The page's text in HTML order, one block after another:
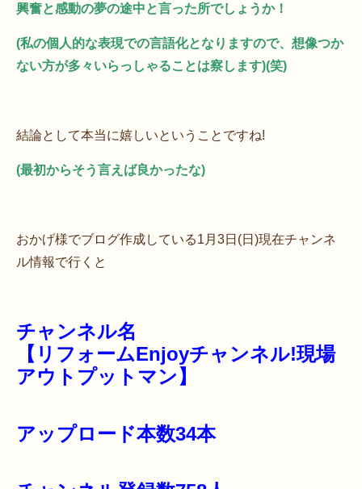
興奮と感動の夢の途中と言った所でしょうか！
(私の個人的な表現での言語化となりますので、想像つか
ない方が多々いらっしゃることは察します)(笑)
結論として本当に嬉しいということですね!
(最初からそう言えば良かったな)
おかげ様でブログ作成している1月3日(日)現在チャンネ
ル情報で行くと
チャンネル名
【リフォームEnjoyチャンネル!現場
アウトプットマン】
アップロード本数34本